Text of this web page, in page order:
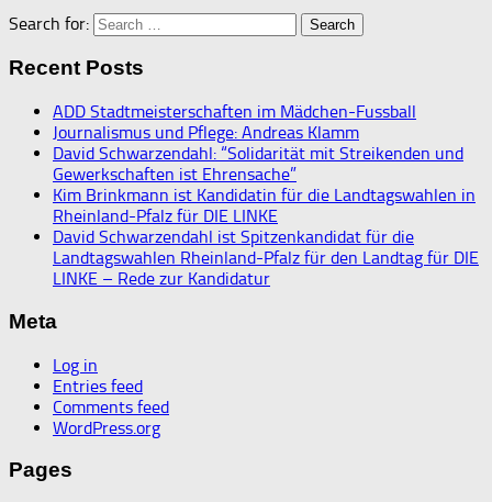
Search for:
Recent Posts
ADD Stadtmeisterschaften im Mädchen-Fussball
Journalismus und Pflege: Andreas Klamm
David Schwarzendahl: “Solidarität mit Streikenden und
Gewerkschaften ist Ehrensache”
Kim Brinkmann ist Kandidatin für die Landtagswahlen in
Rheinland-Pfalz für DIE LINKE
David Schwarzendahl ist Spitzenkandidat für die
Landtagswahlen Rheinland-Pfalz für den Landtag für DIE
LINKE – Rede zur Kandidatur
Meta
Log in
Entries feed
Comments feed
WordPress.org
Pages